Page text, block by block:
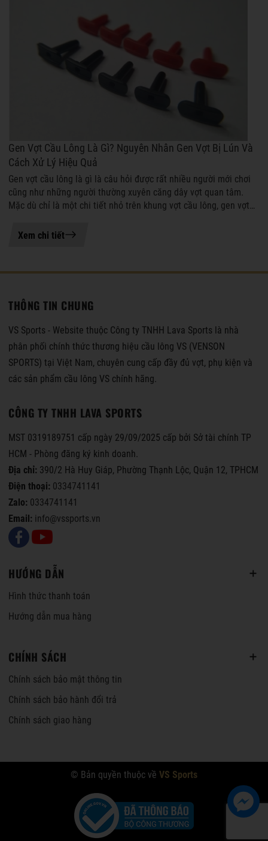
05-08-2026 15:11
Gen Vợt Cầu Lông Là Gì? Nguyên Nhân Gen Vợt Bị Lún Và
Cách Xử Lý Hiệu Quả
Gen vợt cầu lông là gì là câu hỏi được rất nhiều người mới chơi
cũng như những người thường xuyên căng dây vợt quan tâm.
Mặc dù chỉ là một chi tiết nhỏ trên khung vợt cầu lông, gen vợt
Xem chi tiết
THÔNG TIN CHUNG
VS Sports - Website thuộc Công ty TNHH Lava Sports là nhà
phân phối chính thức thương hiệu cầu lông VS (VENSON
SPORTS) tại Việt Nam, chuyên cung cấp đầy đủ vợt, phụ kiện và
các sản phẩm cầu lông VS chính hãng.
CÔNG TY TNHH LAVA SPORTS
MST 0319189751 cấp ngày 29/09/2025 cấp bởi Sở tài chính TP
HCM - Phòng đăng ký kinh doanh.
Địa chỉ: 390/2 Hà Huy Giáp, Phường Thạnh Lộc, Quận 12, TPHCM
Điện thoại: 0334741141
Zalo: 0334741141
Email: info@vssports.vn
HƯỚNG DẪN
Hình thức thanh toán
Hướng dẫn mua hàng
CHÍNH SÁCH
Chính sách bảo mật thông tin
Chính sách bảo hành đổi trả
Chính sách giao hàng
© Bản quyền thuộc về VS Sports